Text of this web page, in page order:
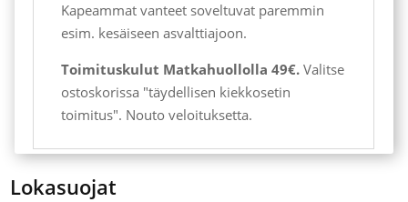
Kapeammat vanteet soveltuvat paremmin
esim. kesäiseen asvalttiajoon.
Toimituskulut Matkahuollolla 49€. Valitse
ostoskorissa "täydellisen kiekkosetin
toimitus". Nouto veloituksetta.
Lokasuojat